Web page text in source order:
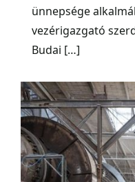
ünnepsége
vezérigazgató
Budai […]